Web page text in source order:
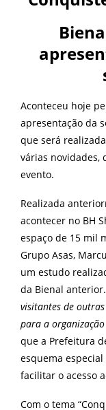
Aconteceu hoje
apresentação da
que será
várias novidades,
evento.
Realizada
acontecer no BH
espaço de 15 mil
Grupo Asas,
um estudo
da Bienal anterior.
visitantes de
para a organização
que a Prefeitura
esquema
facilitar o acesso
Com o tema